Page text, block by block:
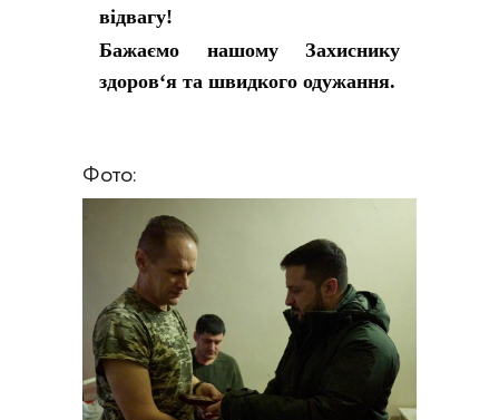
відвагу!
Бажаємо нашому Захиснику
здоров‘я та швидкого одужання.
Фото: